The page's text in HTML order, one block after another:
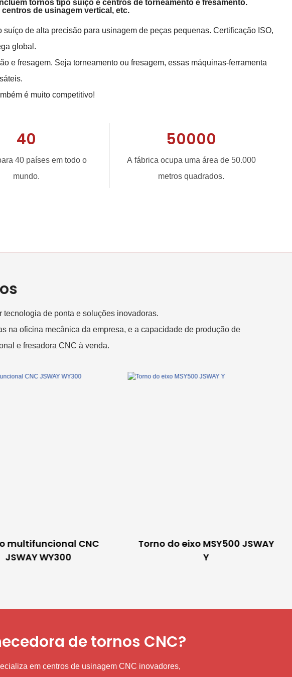
tornos tipo suíço e centros de torneamento e fresamento.
de usinagem vertical, etc.
de alta precisão para usinagem de peças pequenas. Certificação ISO,
global.
e fresagem. Seja torneamento ou fresagem, essas máquinas-ferramenta
é muito competitivo!
40
40 países em todo o
mundo.
50000
A fábrica ocupa uma área de 50.000
metros quadrados.
de ponta e soluções inovadoras.
na oficina mecânica da empresa, e a capacidade de produção de
e fresadora CNC à venda.
multifuncional CNC
JSWAY WY300
Torno do eixo MSY500 JSWAY
Y
de tornos CNC?
em centros de usinagem CNC inovadores,